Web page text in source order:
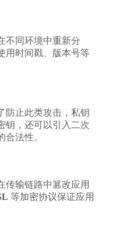
不同环境中重新分
用时间戳、版本号等
防止此类攻击，私钥
钥，还可以引入二次
法性。
传输链路中篡改应用
等加密协议保证应用